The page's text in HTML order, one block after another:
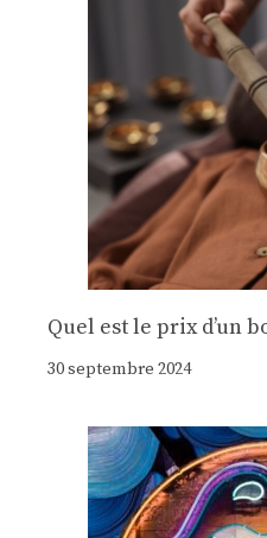
Quel est le prix d’un
30 septembre 2024